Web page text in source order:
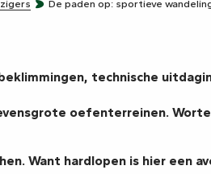
De paden op: sportieve
, technische
oefenterreinen.
Want hardlopen is hier een